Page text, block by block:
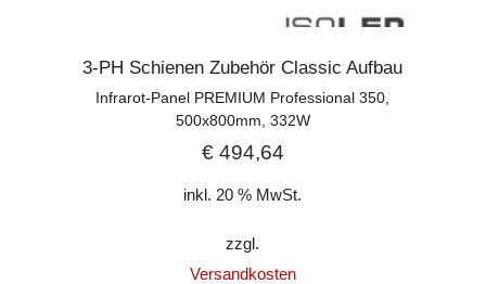
3-PH Schienen Zubehör Classic Aufbau
Infrarot-Panel PREMIUM Professional 350,
500x800mm, 332W
€494,64
inkl. 20 % MwSt.
zzgl.
Versandkosten